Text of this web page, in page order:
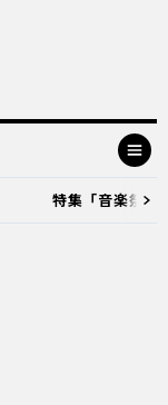
特集「音楽祭